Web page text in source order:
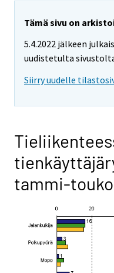
Tämä sivu on
5.4.2022 jälkeen
uudistetulta
Siirry uudelle
tammi-